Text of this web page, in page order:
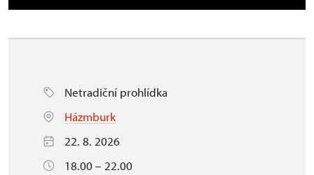
Netradiční prohlídka
Házmburk
22. 8. 2026
18.00 – 22.00